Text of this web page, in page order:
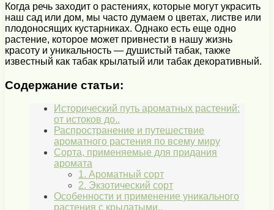
Когда речь заходит о растениях, которые могут украсить
наш сад или дом, мы часто думаем о цветах, листве или
плодоносящих кустарниках. Однако есть еще одно
растение, которое может привнести в нашу жизнь
красоту и уникальность — душистый табак, также
известный как табак крылатый или табак декоративный.
Содержание статьи:
Исторический путь ароматных растений:
от истоков до..
Распространение и путешествие
ароматного растения по всему миру
Сорта, применяемые для придания
аромата
1. Ароматный сорт
2. Экзотический сорт
Особенности и применение уникального
растения с крылатыми..